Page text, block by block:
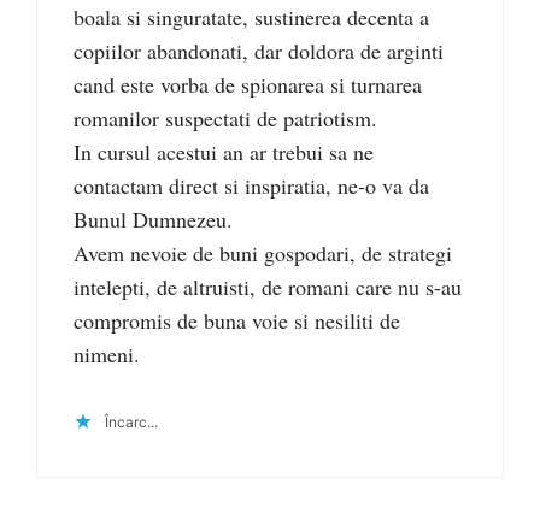
boala si singuratate, sustinerea decenta a
copiilor abandonati, dar doldora de arginti
cand este vorba de spionarea si turnarea
romanilor suspectati de patriotism.
In cursul acestui an ar trebui sa ne
contactam direct si inspiratia, ne-o va da
Bunul Dumnezeu.
Avem nevoie de buni gospodari, de strategi
intelepti, de altruisti, de romani care nu s-au
compromis de buna voie si nesiliti de
nimeni.
Încarc...